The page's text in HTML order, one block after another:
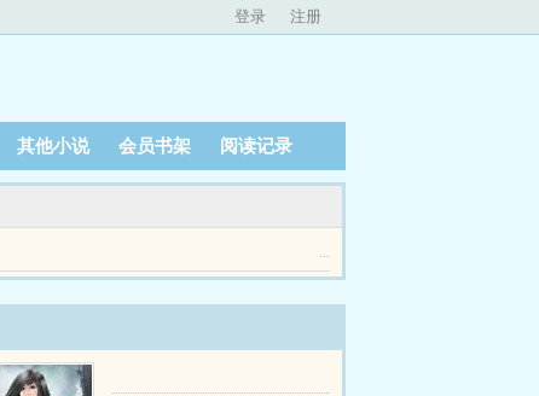
登录 注册
其他小说 会员书架 阅读记录
...